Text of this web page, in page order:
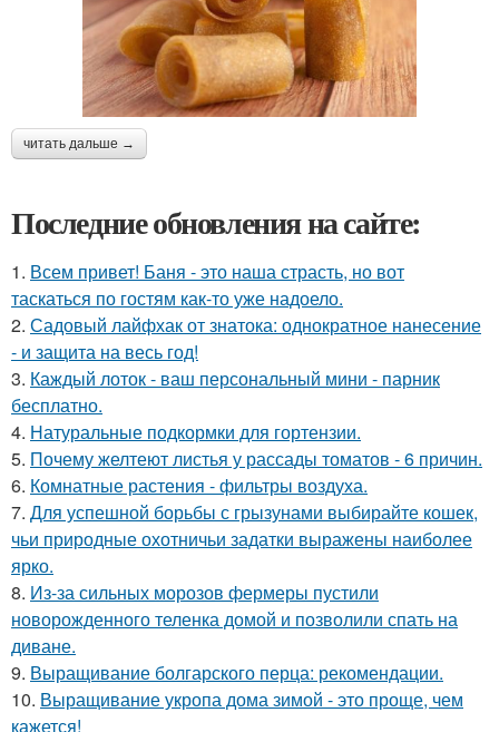
читать дальше →
Последние обновления на сайте:
1. Всем привет! Баня - это наша страсть, но вот
таскаться по гостям как-то уже надоело.
2. Садовый лайфхак от знатока: однократное нанесение
- и защита на весь год!
3. Каждый лоток - ваш персональный мини - парник
бесплатно.
4. Натуральные подкормки для гортензии.
5. Почему желтеют листья у рассады томатов - 6 причин.
6. Комнатные растения - фильтры воздуха.
7. Для успешной борьбы с грызунами выбирайте кошек,
чьи природные охотничьи задатки выражены наиболее
ярко.
8. Из-за сильных морозов фермеры пустили
новорожденного теленка домой и позволили спать на
диване.
9. Выращивание болгарского перца: рекомендации.
10. Выращивание укропа дома зимой - это проще, чем
кажется!